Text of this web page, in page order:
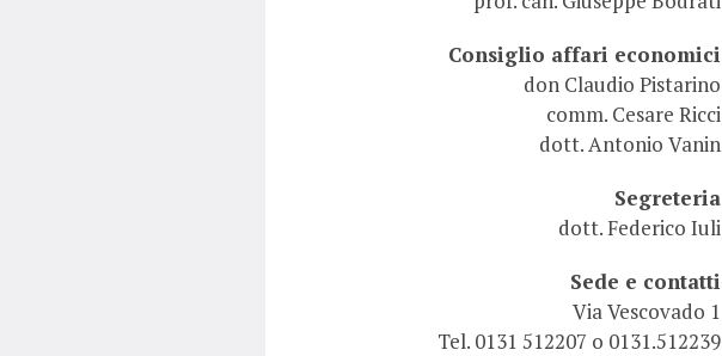
Consiglio affari economici
don Claudio Pistarino
comm. Cesare Ricci
dott. Antonio Vanin
Segreteria
dott. Federico Iuli
Sede e contatti
Via Vescovado 1
Tel. 0131 512207 o 0131.512239